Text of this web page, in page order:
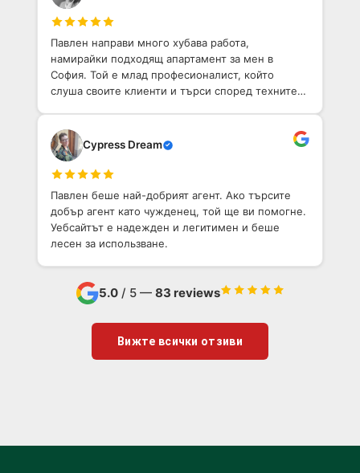
Павлен направи много хубава работа,
намирайки подходящ апартамент за мен в
София. Той е млад професионалист, който
слуша своите клиенти и търси според техните
Cypress Dream
Павлен беше най-добрият агент. Ако търсите
добър агент като чужденец, той ще ви помогне.
Уебсайтът е надежден и легитимен и беше
лесен за использване.
5.0/ 5 — 83 reviews
Вижте всички отзиви